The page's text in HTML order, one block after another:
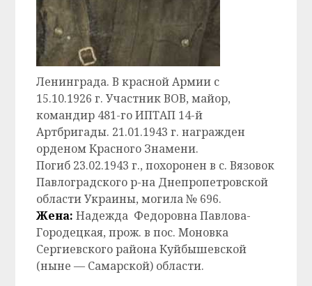
Ленинграда. В красной Армии с
15.10.1926 г. Участник ВОВ, майор,
командир 481-го ИПТАП 14-й
Артбригады. 21.01.1943 г. награжден
орденом Красного Знамени.
Погиб 23.02.1943 г., похоронен в с. Вязовок
Павлоградского р-на Днепропетровской
области Украины, могила № 696.
Жена: Надежда Федоровна Павлова-
Городецкая, прож. в пос. Моновка
Сергиевского района Куйбышевской
(ныне — Самарской) области.